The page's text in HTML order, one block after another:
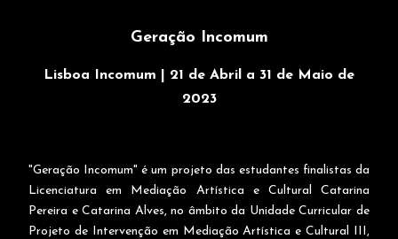
Geração Incomum
Lisboa Incomum | 21 de Abril a 31 de Maio de
2023
"Geração Incomum" é um projeto das estudantes finalistas da
Licenciatura em Mediação Artística e Cultural Catarina
Pereira e Catarina Alves, no âmbito da Unidade Curricular de
Projeto de Intervenção em Mediação Artística e Cultural III,